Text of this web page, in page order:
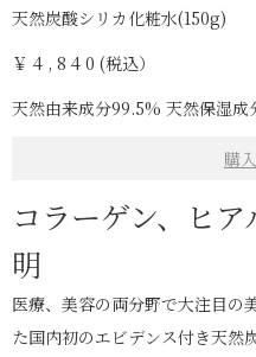
天然炭酸シリカ化粧⽔(150g)
￥ 4 , 8 4 0 (税込）
天然由来成分99.5% 天然保湿成
購
コラーゲン、ヒ
明
医療、美容の両分野で⼤注⽬の
た国内初のエビデンス付き天然